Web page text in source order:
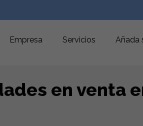
Empresa Servicios Añada
en venta